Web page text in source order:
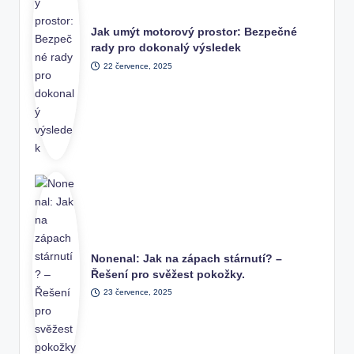
Jak umýt motorový prostor: Bezpečné
rady pro dokonalý výsledek
22 července, 2025
Nonenal: Jak na zápach stárnutí? –
Řešení pro svěžest pokožky.
23 července, 2025